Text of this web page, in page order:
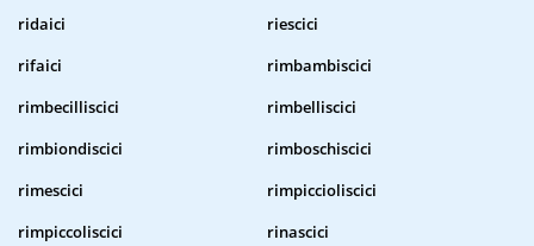
ridaici
riescici
rifaici
rimbambiscici
rimbecilliscici
rimbelliscici
rimbiondiscici
rimboschiscici
rimescici
rimpiccioliscici
rimpiccoliscici
rinascici